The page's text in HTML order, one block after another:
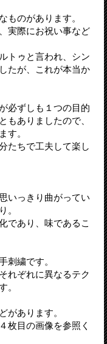
ものがあります。
実際にお祝い事など
トゥと言われ、シン
たが、これが本当か
必ずしも１つの目的
もありましたので、
す。
たちで工夫して楽し
いっきり曲がってい
。
であり、味であるこ
刺繍です。
れぞれに異なるテク
。
があります。
枚目の画像を参照く